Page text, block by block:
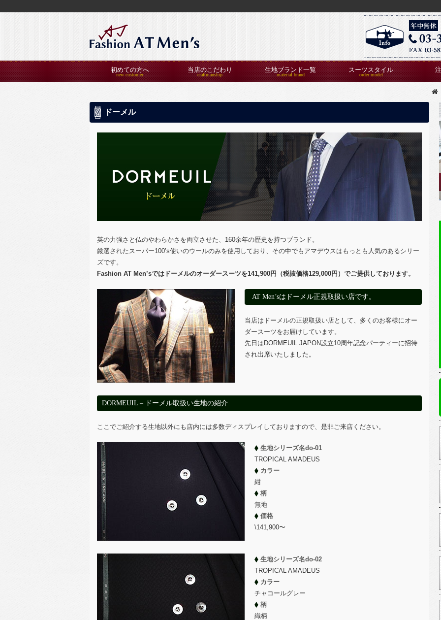
初めての方へ 当店のこだわり 生地ブランド一覧 スーツスタイル
ドーメル
英の力強さと仏のやわらかさを両立させた、160余年の歴史を持つブランド。
厳選されたスーパー100’s使いのウールのみを使用しており、その中でもアマデウスはもっとも人気のあるシリー
ズです。
Fashion AT Men’sではドーメルのオーダースーツを141,900円（税抜価格129,000円）でご提供しております。
AT Men’sはドーメル正規取扱い店です。
当店はドーメルの正規取扱い店として、多くのお客様にオー
ダースーツをお届けしています。
先日はDORMEUIL JAPON設立10周年記念パーティーに招待
され出席いたしました。
DORMEUIL – ドーメル取扱い生地の紹介
ここでご紹介する生地以外にも店内には多数ディスプレイしておりますので、是非ご来店ください。
生地シリーズ名do-01
TROPICAL AMADEUS
カラー
紺
柄
無地
価格
\141,900〜
生地シリーズ名do-02
TROPICAL AMADEUS
カラー
チャコールグレー
柄
織柄